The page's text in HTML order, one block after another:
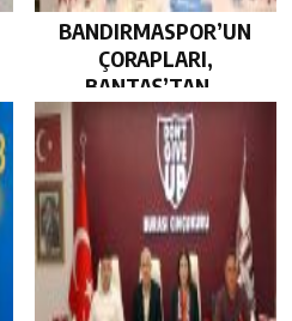
BANDIRMASPOR’UN
ÇORAPLARI,
BANTAŞ’TAN…